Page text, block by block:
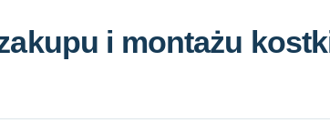
i montażu